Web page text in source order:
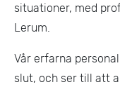
situationer, med
Lerum.
Vår erfarna
slut, och ser till att